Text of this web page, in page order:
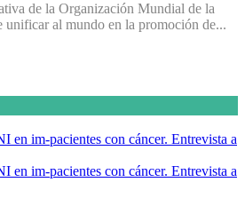
de la Organización Mundial de la
al mundo en la promoción de...